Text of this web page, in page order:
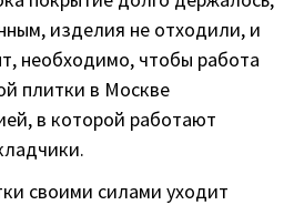
изделия не отходили, и
необходимо, чтобы работа
плитки в Москве
в которой работают
своими силами уходит